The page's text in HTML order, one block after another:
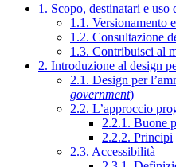
1. Scopo, destinatari e
1.1. Versionamento
1.2. Consultazione
1.3. Contribuisci al
2. Introduzione al design
2.1. Design per
government)
2.2. L’approccio
2.2.1. Buone
2.2.2. Principi
2.3. Accessibilità